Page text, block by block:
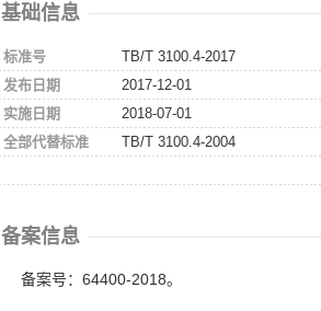
基础信息
标准号
TB/T 3100.4-2017
发布日期
2017-12-01
实施日期
2018-07-01
全部代替标准
TB/T 3100.4-2004
备案信息
备案号：64400-2018。